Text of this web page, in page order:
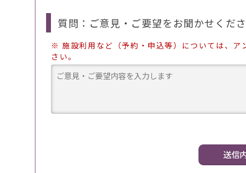
質問：ご意見・ご要望をお聞かせくださ
※ 施設利用など（予約・申込等）については、
さい。